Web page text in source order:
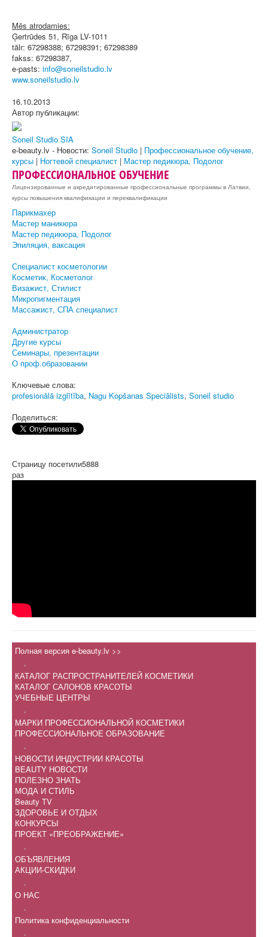
Mēs atrodamies:
Ģertrūdes 51, Rīga LV-1011
tālr: 67298388; 67298391; 67298389
fakss: 67298387,
e-pasts:
www.soneilstudio.lv
16.10.2013
Автор публикации:
Soneil Studio SIA
e-beauty.lv - Новости: Soneil Studio | Профессиональное обучение,
курсы | Ногтевой специалист | Мастер педикюра, Подолог
ПРОФЕССИОНАЛЬНОЕ ОБУЧЕНИЕ
Лицензированные и акредитированные профессиональные программы в Латвии,
курсы повышения квалификации и переквалификации
Парикмахер
Мастер маникюра
Мастер педикюра, Подолог
Эпиляция, ваксация
Специалист косметологии
Косметик, Косметолог
Визажист, Стилист
Микропигментация
Массажист, СПА специалист
Администратор
Другие курсы
Семинары, презентации
О проф.образовании
Ключевые слова:
profesionālā izglītība, Nagu Kopšanas Speciālists, Soneil studio
Поделиться:
Страницу посетили5888
раз
Полная версия e-beauty.lv >>
.
КАТАЛОГ РАСПРОСТРАНИТЕЛЕЙ КОСМЕТИКИ
КАТАЛОГ САЛОНОВ КРАСОТЫ
УЧЕБНЫЕ ЦЕНТРЫ
.
МАРКИ ПРОФЕССИОНАЛЬНОЙ КОСМЕТИКИ
ПРОФЕССИОНАЛЬНОЕ ОБРАЗОВАНИЕ
.
НОВОСТИ ИНДУСТРИИ КРАСОТЫ
BEAUTY НОВОСТИ
ПОЛЕЗНО ЗНАТЬ
МОДА И СТИЛЬ
Beauty TV
ЗДОРОВЬЕ И ОТДЫХ
КОНКУРСЫ
ПРОЕКТ «ПРЕОБРАЖЕНИЕ»
.
ОБЪЯВЛЕНИЯ
АКЦИИ-СКИДКИ
.
О НАС
.
Политика конфиденциальности
.